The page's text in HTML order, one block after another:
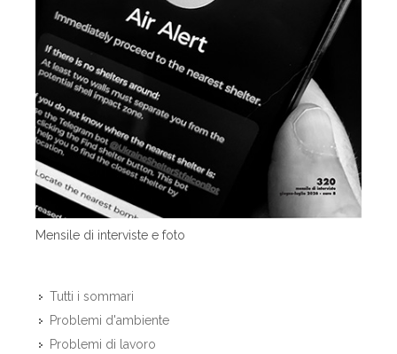
Mensile di interviste e foto
Tutti i sommari
Problemi d'ambiente
Problemi di lavoro